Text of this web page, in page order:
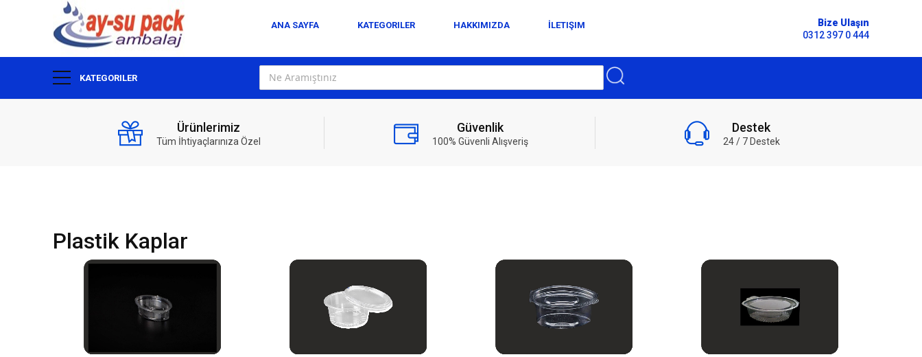
ANA SAYFA KATEGORILER HAKKIMIZDA İLETIŞIM
Bize Ulaşın
0312 397 0 444
KATEGORILER
Ürünlerimiz
Tüm İhtiyaçlarınıza Özel
Güvenlik
100% Güvenli Alışveriş
Destek
24 / 7 Destek
Plastik Kaplar